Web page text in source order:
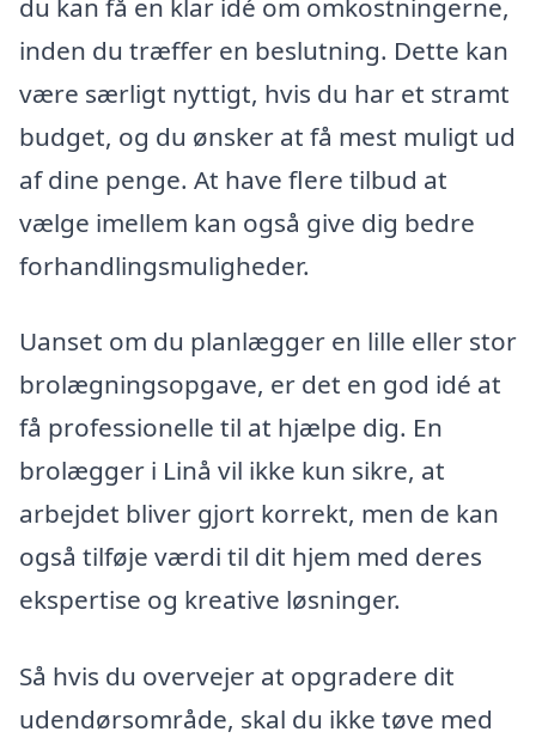
du kan få en klar idé om omkostningerne,
inden du træffer en beslutning. Dette kan
være særligt nyttigt, hvis du har et stramt
budget, og du ønsker at få mest muligt ud
af dine penge. At have flere tilbud at
vælge imellem kan også give dig bedre
forhandlingsmuligheder.
Uanset om du planlægger en lille eller stor
brolægningsopgave, er det en god idé at
få professionelle til at hjælpe dig. En
brolægger i Linå vil ikke kun sikre, at
arbejdet bliver gjort korrekt, men de kan
også tilføje værdi til dit hjem med deres
ekspertise og kreative løsninger.
Så hvis du overvejer at opgradere dit
udendørsområde, skal du ikke tøve med